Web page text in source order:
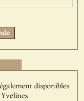
disponibles